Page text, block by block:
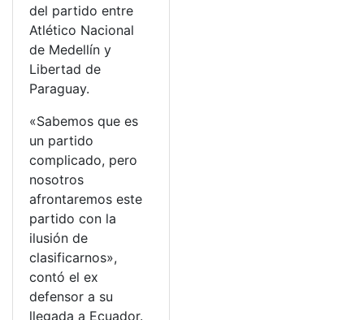
del partido entre
Atlético Nacional
de Medellín y
Libertad de
Paraguay.
«Sabemos que es
un partido
complicado, pero
nosotros
afrontaremos este
partido con la
ilusión de
clasificarnos»,
contó el ex
defensor a su
llegada a Ecuador.